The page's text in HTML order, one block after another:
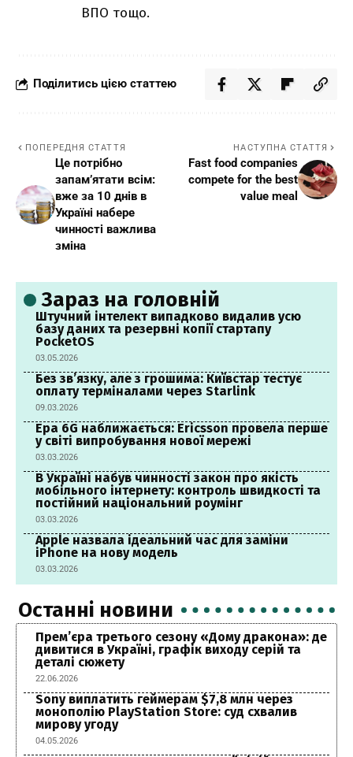
ВПО тощо.
Поділитись цією статтею
ПОПЕРЕДНЯ СТАТТЯ
Це потрібно
запам’ятати всім:
вже за 10 днів в
Україні набере
чинності важлива
зміна
НАСТУПНА СТАТТЯ
Fast food companies
compete for the best
value meal
Зараз на головній
Штучний інтелект випадково видалив усю
базу даних та резервні копії стартапу
PocketOS
03.05.2026
Без зв’язку, але з грошима: Київстар тестує
оплату терміналами через Starlink
09.03.2026
Ера 6G наближається: Ericsson провела перше
у світі випробування нової мережі
03.03.2026
В Україні набув чинності закон про якість
мобільного інтернету: контроль швидкості та
постійний національний роумінг
03.03.2026
Apple назвала ідеальний час для заміни
iPhone на нову модель
03.03.2026
Останні новини
Прем’єра третього сезону «Дому дракона»: де
дивитися в Україні, графік виходу серій та
деталі сюжету
22.06.2026
Sony виплатить геймерам $7,8 млн через
монополію PlayStation Store: суд схвалив
мирову угоду
04.05.2026